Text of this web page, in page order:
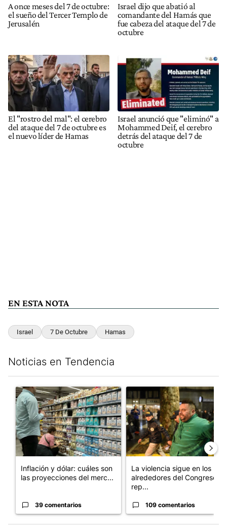
A once meses del 7 de octubre:
el sueño del Tercer Templo de
Jerusalén
Israel dijo que abatió al
comandante del Hamás que
fue cabeza del ataque del 7 de
octubre
El "rostro del mal": el cerebro
del ataque del 7 de octubre es
el nuevo líder de Hamas
Israel anunció que "eliminó" a
Mohammed Deif, el cerebro
detrás del ataque del 7 de
octubre
EN ESTA NOTA
Israel 7 De Octubre Hamas
Noticias en Tendencia
Un artículo de tendencia con el título "Inflación y dólar: cuáles
Inflación y dólar: cuáles son
las proyecciones del merc...
39 comentarios
Un artículo de tendencia con
La violencia sigue en los
alrededores del Congreso:
rep...
109 comentarios